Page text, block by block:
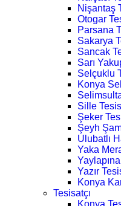
Nişantaş
Otogar
Parsana
Sakarya
Sancak
Sarı
Selçuklu
Konya
Sille
Şeker
Şeyh
Ulubatlı
Yaka
Yazır
Konya
Tesisatçı